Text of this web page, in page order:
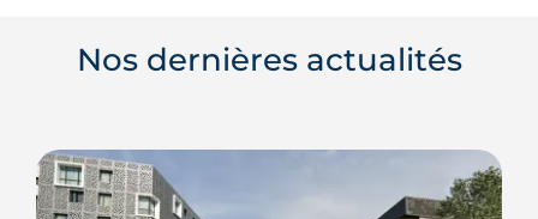
Nos dernières actualités